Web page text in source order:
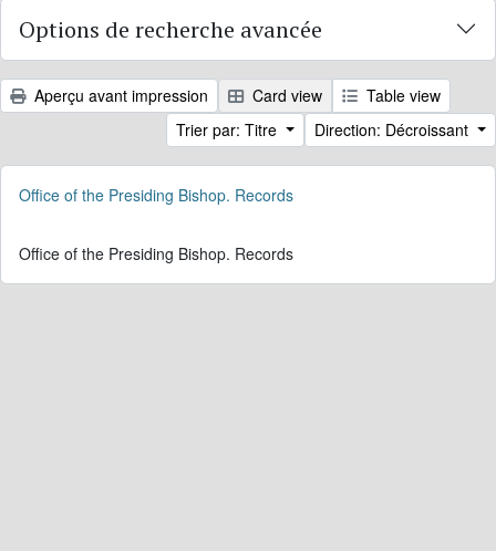
Options de recherche avancée
Aperçu avant impression Card view
Table view
Trier par: Titre
Direction: Décroissant
Office of the Presiding Bishop. Records
Office of the Presiding Bishop. Records